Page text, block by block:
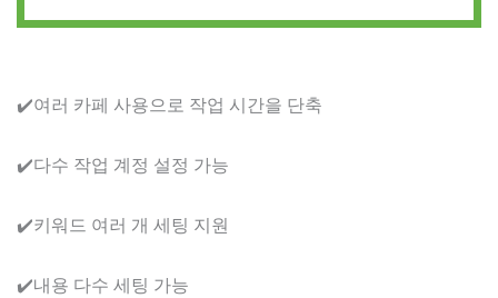
✔️여러 카페 사용으로 작업 시간을 단축
✔️다수 작업 계정 설정 가능
✔️키워드 여러 개 세팅 지원
✔️내용 다수 세팅 가능